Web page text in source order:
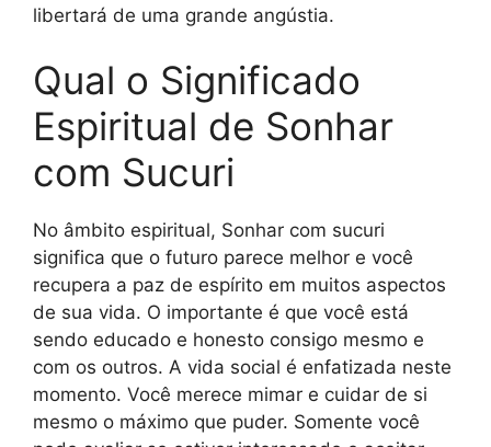
libertará de uma grande angústia.
Qual o Significado
Espiritual de Sonhar
com Sucuri
No âmbito espiritual, Sonhar com sucuri
significa que o futuro parece melhor e você
recupera a paz de espírito em muitos aspectos
de sua vida. O importante é que você está
sendo educado e honesto consigo mesmo e
com os outros. A vida social é enfatizada neste
momento. Você merece mimar e cuidar de si
mesmo o máximo que puder. Somente você